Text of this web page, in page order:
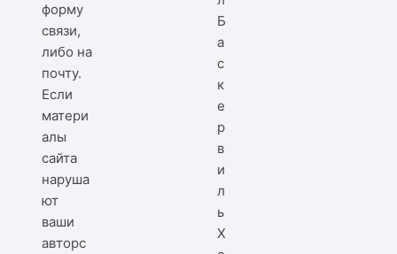
форму
связи,
либо на
почту.
Если
матери
алы
сайта
наруша
ют
ваши
авторс
Б
а
с
к
е
р
в
и
л
ь
Х